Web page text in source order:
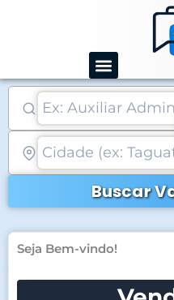
conteúdo
Buscar
Seja Bem-vindo!